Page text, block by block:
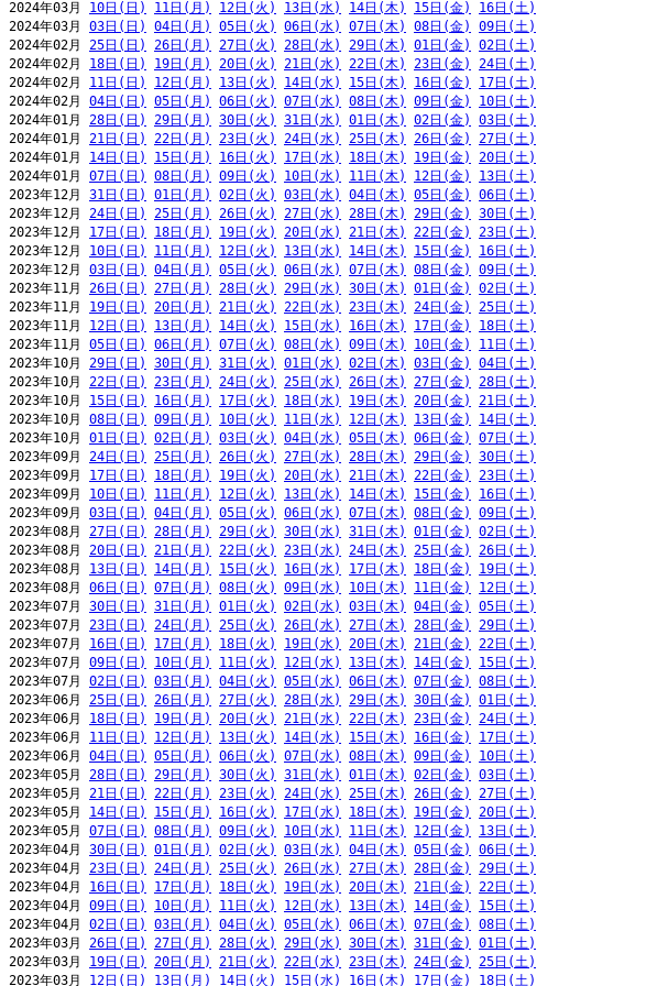
2024年03月 10日(日) 11日(月) 12日(火) 13日(水) 14日(木) 15日(金)
16日(土)
2024年03月 03日(日) 04日(月) 05日(火) 06日(水) 07日(木) 08日(金)
09日(土)
2024年02月 25日(日) 26日(月) 27日(火) 28日(水) 29日(木) 01日(金)
02日(土)
2024年02月 18日(日) 19日(月) 20日(火) 21日(水) 22日(木) 23日(金)
24日(土)
2024年02月 11日(日) 12日(月) 13日(火) 14日(水) 15日(木) 16日(金)
17日(土)
2024年02月 04日(日) 05日(月) 06日(火) 07日(水) 08日(木) 09日(金)
10日(土)
2024年01月 28日(日) 29日(月) 30日(火) 31日(水) 01日(木) 02日(金)
03日(土)
2024年01月 21日(日) 22日(月) 23日(火) 24日(水) 25日(木) 26日(金)
27日(土)
2024年01月 14日(日) 15日(月) 16日(火) 17日(水) 18日(木) 19日(金)
20日(土)
2024年01月 07日(日) 08日(月) 09日(火) 10日(水) 11日(木) 12日(金)
13日(土)
2023年12月 31日(日) 01日(月) 02日(火) 03日(水) 04日(木) 05日(金)
06日(土)
2023年12月 24日(日) 25日(月) 26日(火) 27日(水) 28日(木) 29日(金)
30日(土)
2023年12月 17日(日) 18日(月) 19日(火) 20日(水) 21日(木) 22日(金)
23日(土)
2023年12月 10日(日) 11日(月) 12日(火) 13日(水) 14日(木) 15日(金)
16日(土)
2023年12月 03日(日) 04日(月) 05日(火) 06日(水) 07日(木) 08日(金)
09日(土)
2023年11月 26日(日) 27日(月) 28日(火) 29日(水) 30日(木) 01日(金)
02日(土)
2023年11月 19日(日) 20日(月) 21日(火) 22日(水) 23日(木) 24日(金)
25日(土)
2023年11月 12日(日) 13日(月) 14日(火) 15日(水) 16日(木) 17日(金)
18日(土)
2023年11月 05日(日) 06日(月) 07日(火) 08日(水) 09日(木) 10日(金)
11日(土)
2023年10月 29日(日) 30日(月) 31日(火) 01日(水) 02日(木) 03日(金)
04日(土)
2023年10月 22日(日) 23日(月) 24日(火) 25日(水) 26日(木) 27日(金)
28日(土)
2023年10月 15日(日) 16日(月) 17日(火) 18日(水) 19日(木) 20日(金)
21日(土)
2023年10月 08日(日) 09日(月) 10日(火) 11日(水) 12日(木) 13日(金)
14日(土)
2023年10月 01日(日) 02日(月) 03日(火) 04日(水) 05日(木) 06日(金)
07日(土)
2023年09月 24日(日) 25日(月) 26日(火) 27日(水) 28日(木) 29日(金)
30日(土)
2023年09月 17日(日) 18日(月) 19日(火) 20日(水) 21日(木) 22日(金)
23日(土)
2023年09月 10日(日) 11日(月) 12日(火) 13日(水) 14日(木) 15日(金)
16日(土)
2023年09月 03日(日) 04日(月) 05日(火) 06日(水) 07日(木) 08日(金)
09日(土)
2023年08月 27日(日) 28日(月) 29日(火) 30日(水) 31日(木) 01日(金)
02日(土)
2023年08月 20日(日) 21日(月) 22日(火) 23日(水) 24日(木) 25日(金)
26日(土)
2023年08月 13日(日) 14日(月) 15日(火) 16日(水) 17日(木) 18日(金)
19日(土)
2023年08月 06日(日) 07日(月) 08日(火) 09日(水) 10日(木) 11日(金)
12日(土)
2023年07月 30日(日) 31日(月) 01日(火) 02日(水) 03日(木) 04日(金)
05日(土)
2023年07月 23日(日) 24日(月) 25日(火) 26日(水) 27日(木) 28日(金)
29日(土)
2023年07月 16日(日) 17日(月) 18日(火) 19日(水) 20日(木) 21日(金)
22日(土)
2023年07月 09日(日) 10日(月) 11日(火) 12日(水) 13日(木) 14日(金)
15日(土)
2023年07月 02日(日) 03日(月) 04日(火) 05日(水) 06日(木) 07日(金)
08日(土)
2023年06月 25日(日) 26日(月) 27日(火) 28日(水) 29日(木) 30日(金)
01日(土)
2023年06月 18日(日) 19日(月) 20日(火) 21日(水) 22日(木) 23日(金)
24日(土)
2023年06月 11日(日) 12日(月) 13日(火) 14日(水) 15日(木) 16日(金)
17日(土)
2023年06月 04日(日) 05日(月) 06日(火) 07日(水) 08日(木) 09日(金)
10日(土)
2023年05月 28日(日) 29日(月) 30日(火) 31日(水) 01日(木) 02日(金)
03日(土)
2023年05月 21日(日) 22日(月) 23日(火) 24日(水) 25日(木) 26日(金)
27日(土)
2023年05月 14日(日) 15日(月) 16日(火) 17日(水) 18日(木) 19日(金)
20日(土)
2023年05月 07日(日) 08日(月) 09日(火) 10日(水) 11日(木) 12日(金)
13日(土)
2023年04月 30日(日) 01日(月) 02日(火) 03日(水) 04日(木) 05日(金)
06日(土)
2023年04月 23日(日) 24日(月) 25日(火) 26日(水) 27日(木) 28日(金)
29日(土)
2023年04月 16日(日) 17日(月) 18日(火) 19日(水) 20日(木) 21日(金)
22日(土)
2023年04月 09日(日) 10日(月) 11日(火) 12日(水) 13日(木) 14日(金)
15日(土)
2023年04月 02日(日) 03日(月) 04日(火) 05日(水) 06日(木) 07日(金)
08日(土)
2023年03月 26日(日) 27日(月) 28日(火) 29日(水) 30日(木) 31日(金)
01日(土)
2023年03月 19日(日) 20日(月) 21日(火) 22日(水) 23日(木) 24日(金)
25日(土)
2023年03月 12日(日) 13日(月) 14日(火) 15日(水) 16日(木) 17日(金) 18日(土)